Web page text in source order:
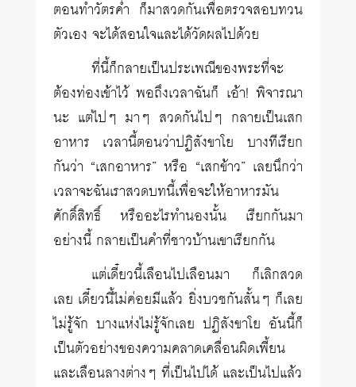
ตอนทำวัตรค่ำ ก็มาสวดกันเพื่อตรวจสอบทวน
ตัวเอง จะได้สอนใจและได้วัดผลไปด้วย
ที่นี้ก็กลายเป็นประเพณีของพระที่จะ
ต้องท่องเข้าไว้ พอถึงเวลาฉันก็ เอ้า! พิจารณา
นะ แต่ไปๆ มาๆ สวดกันไปๆ กลายเป็นเสก
อาหาร เวลานี้ตอนว่าปฏิสังขาโย บางทีเรียก
กันว่า “เสกอาหาร” หรือ “เสกข้าว” เลยนึกว่า
เวลาจะฉันเราสวดบทนี้เพื่อจะให้อาหารมัน
ศักดิ์สิทธิ์ หรืออะไรทำนองนั้น เรียกกันมา
อย่างนี้ กลายเป็นคำที่ชาวบ้านเขาเรียกกัน
แต่เดี๋ยวนี้เลือนไปเลือนมา ก็เลิกสวด
เลย เดี๋ยวนี้ไม่ค่อยมีแล้ว ยิ่งบวชกันสั้นๆ ก็เลย
ไม่รู้จัก บางแห่งไม่รู้จักเลย ปฏิสังขาโย อันนี้ก็
เป็นตัวอย่างของความคลาดเคลื่อนผิดเพี้ยน
และเลือนลางต่างๆ ที่เป็นไปได้ และเป็นไปแล้ว